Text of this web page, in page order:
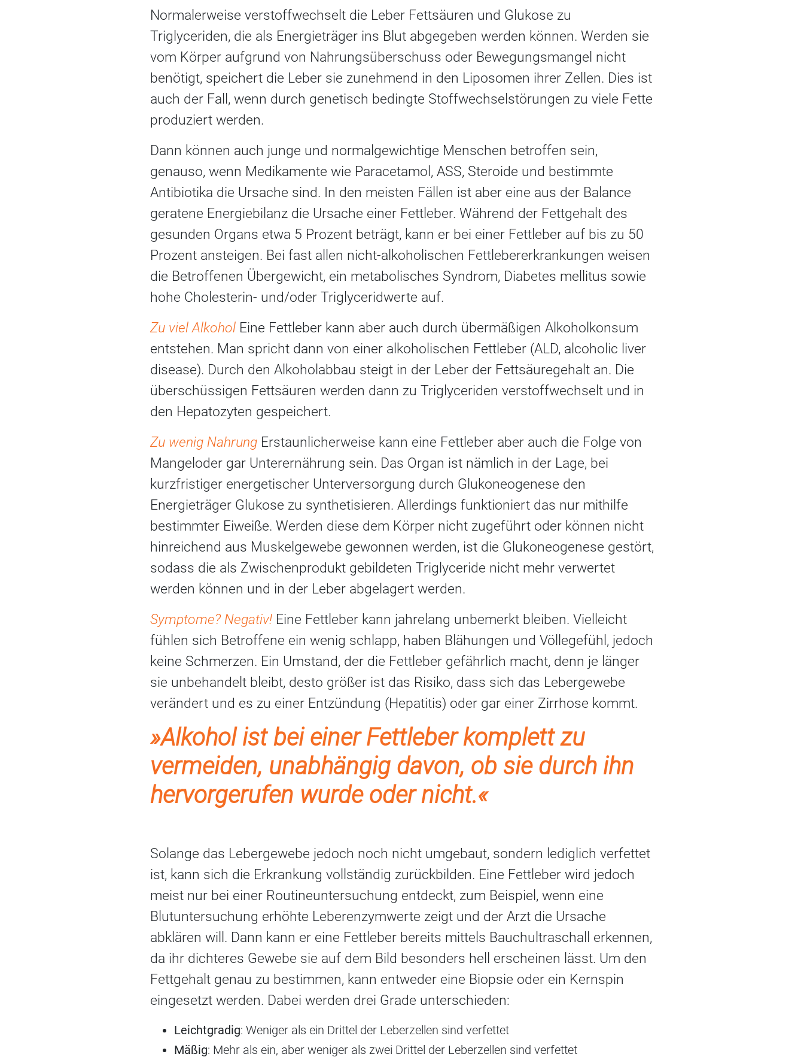
Normalerweise verstoffwechselt die Leber Fettsäuren und Glukose zu
Triglyceriden, die als Energieträger ins Blut abgegeben werden können. Werden sie
vom Körper aufgrund von Nahrungsüberschuss oder Bewegungsmangel nicht
benötigt, speichert die Leber sie zunehmend in den Liposomen ihrer Zellen. Dies ist
auch der Fall, wenn durch genetisch bedingte Stoffwechselstörungen zu viele Fette
produziert werden.
Dann können auch junge und normalgewichtige Menschen betroffen sein,
genauso, wenn Medikamente wie Paracetamol, ASS, Steroide und bestimmte
Antibiotika die Ursache sind. In den meisten Fällen ist aber eine aus der Balance
geratene Energiebilanz die Ursache einer Fettleber. Während der Fettgehalt des
gesunden Organs etwa 5 Prozent beträgt, kann er bei einer Fettleber auf bis zu 50
Prozent ansteigen. Bei fast allen nicht-alkoholischen Fettlebererkrankungen weisen
die Betroffenen Übergewicht, ein metabolisches Syndrom, Diabetes mellitus sowie
hohe Cholesterin- und/oder Triglyceridwerte auf.
Zu viel Alkohol Eine Fettleber kann aber auch durch übermäßigen Alkoholkonsum
entstehen. Man spricht dann von einer alkoholischen Fettleber (ALD, alcoholic liver
disease). Durch den Alkoholabbau steigt in der Leber der Fettsäuregehalt an. Die
überschüssigen Fettsäuren werden dann zu Triglyceriden verstoffwechselt und in
den Hepatozyten gespeichert.
Zu wenig Nahrung Erstaunlicherweise kann eine Fettleber aber auch die Folge von
Mangeloder gar Unterernährung sein. Das Organ ist nämlich in der Lage, bei
kurzfristiger energetischer Unterversorgung durch Glukoneogenese den
Energieträger Glukose zu synthetisieren. Allerdings funktioniert das nur mithilfe
bestimmter Eiweiße. Werden diese dem Körper nicht zugeführt oder können nicht
hinreichend aus Muskelgewebe gewonnen werden, ist die Glukoneogenese gestört,
sodass die als Zwischenprodukt gebildeten Triglyceride nicht mehr verwertet
werden können und in der Leber abgelagert werden.
Symptome? Negativ! Eine Fettleber kann jahrelang unbemerkt bleiben. Vielleicht
fühlen sich Betroffene ein wenig schlapp, haben Blähungen und Völlegefühl, jedoch
keine Schmerzen. Ein Umstand, der die Fettleber gefährlich macht, denn je länger
sie unbehandelt bleibt, desto größer ist das Risiko, dass sich das Lebergewebe
verändert und es zu einer Entzündung (Hepatitis) oder gar einer Zirrhose kommt.
»Alkohol ist bei einer Fettleber komplett zu
vermeiden, unabhängig davon, ob sie durch ihn
hervorgerufen wurde oder nicht.«
Solange das Lebergewebe jedoch noch nicht umgebaut, sondern lediglich verfettet
ist, kann sich die Erkrankung vollständig zurückbilden. Eine Fettleber wird jedoch
meist nur bei einer Routineuntersuchung entdeckt, zum Beispiel, wenn eine
Blutuntersuchung erhöhte Leberenzymwerte zeigt und der Arzt die Ursache
abklären will. Dann kann er eine Fettleber bereits mittels Bauchultraschall erkennen,
da ihr dichteres Gewebe sie auf dem Bild besonders hell erscheinen lässt. Um den
Fettgehalt genau zu bestimmen, kann entweder eine Biopsie oder ein Kernspin
eingesetzt werden. Dabei werden drei Grade unterschieden:
Leichtgradig: Weniger als ein Drittel der Leberzellen sind verfettet
Mäßig: Mehr als ein, aber weniger als zwei Drittel der Leberzellen sind verfettet